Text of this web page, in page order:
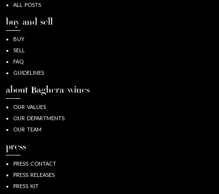
ALL POSTS
buy and sell
BUY
SELL
FAQ
GUIDELINES
about Baghera/wines
OUR VALUES
OUR DEPARTMENTS
OUR TEAM
press
PRESS CONTACT
PRESS RELEASES
PRESS KIT